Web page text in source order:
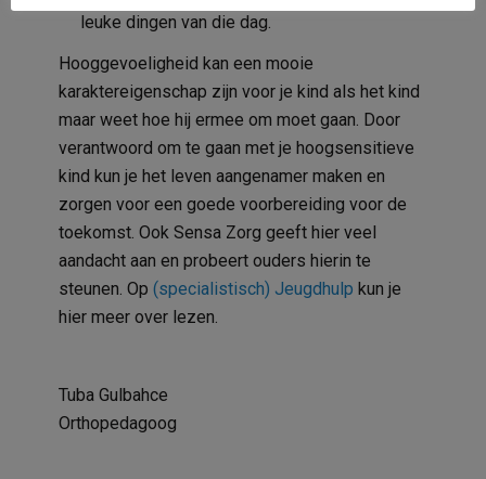
leuke dingen van die dag.
Hooggevoeligheid kan een mooie
karaktereigenschap zijn voor je kind als het kind
maar weet hoe hij ermee om moet gaan. Door
verantwoord om te gaan met je hoogsensitieve
kind kun je het leven aangenamer maken en
zorgen voor een goede voorbereiding voor de
toekomst. Ook Sensa Zorg geeft hier veel
aandacht aan en probeert ouders hierin te
steunen. Op (specialistisch) Jeugdhulp kun je
hier meer over lezen.
Tuba Gulbahce
Orthopedagoog